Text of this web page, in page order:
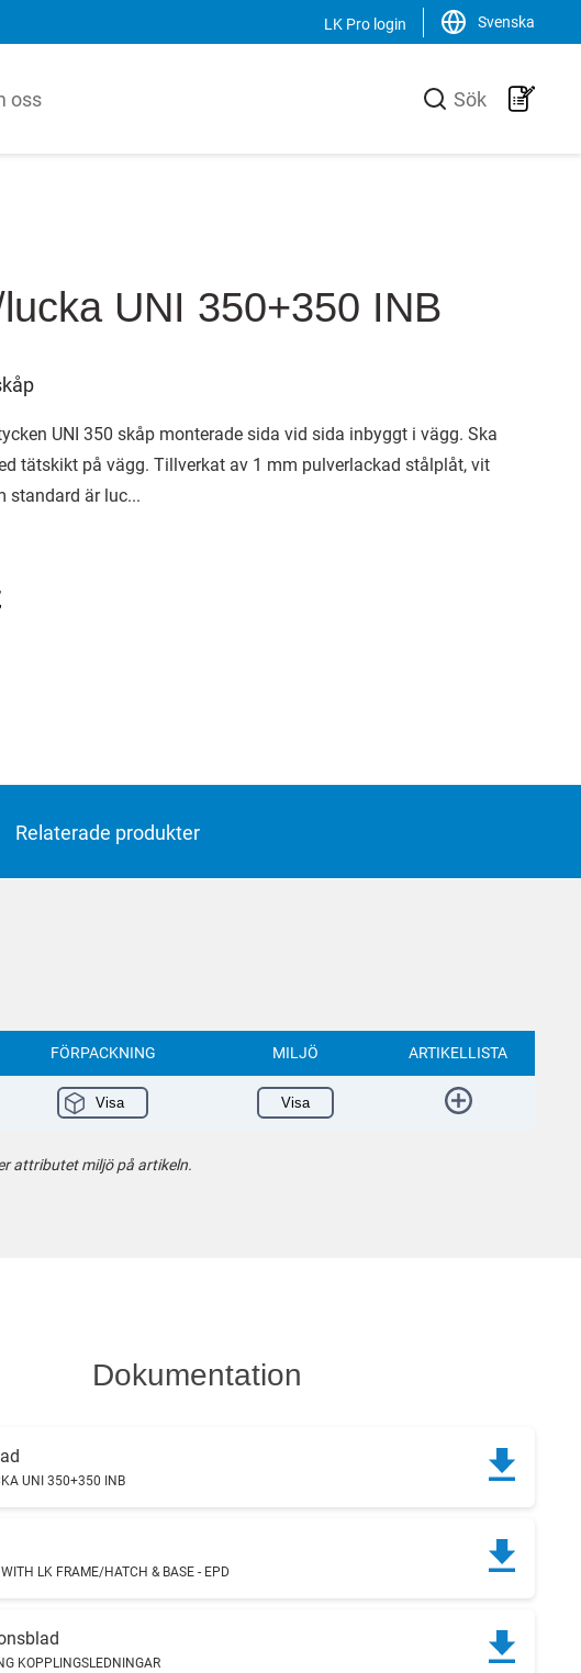
LK Pro login Svenska
rör med en unik
försäljning av produkter, system och
oss Sök
UNI 350+350 INB
UNI 350 skåp monterade sida vid sida inbyggt i vägg. Ska
tätskikt på vägg. Tillverkat av 1 mm pulverlackad stålplåt, vit
standard är luc...
Relaterade produkter
FÖRPACKNING MILJÖ ARTIKELLISTA
Visa Visa
attributet miljö på artikeln.
Dokumentation
UNI 350+350 INB
LK FRAME/HATCH & BASE - EPD
KOPPLINGSLEDNINGAR